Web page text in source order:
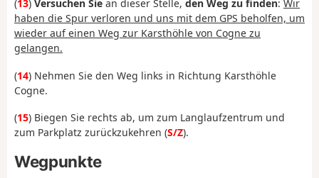
(13) Versuchen Sie an dieser Stelle, den Weg zu finden: Wir
haben die Spur verloren und uns mit dem GPS beholfen, um
wieder auf einen Weg zur Karsthöhle von Cogne zu
gelangen.
(14) Nehmen Sie den Weg links in Richtung Karsthöhle
Cogne.
(15) Biegen Sie rechts ab, um zum Langlaufzentrum und
zum Parkplatz zurückzukehren (S/Z).
Wegpunkte